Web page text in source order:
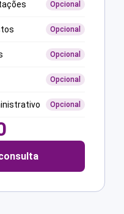
Opcional
Opcional
Opcional
Opcional
Opcional